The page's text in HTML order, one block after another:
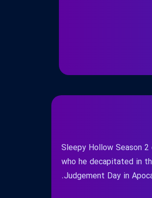
Sleepy Hollow Season
who he decapitated in
Judgement Day in